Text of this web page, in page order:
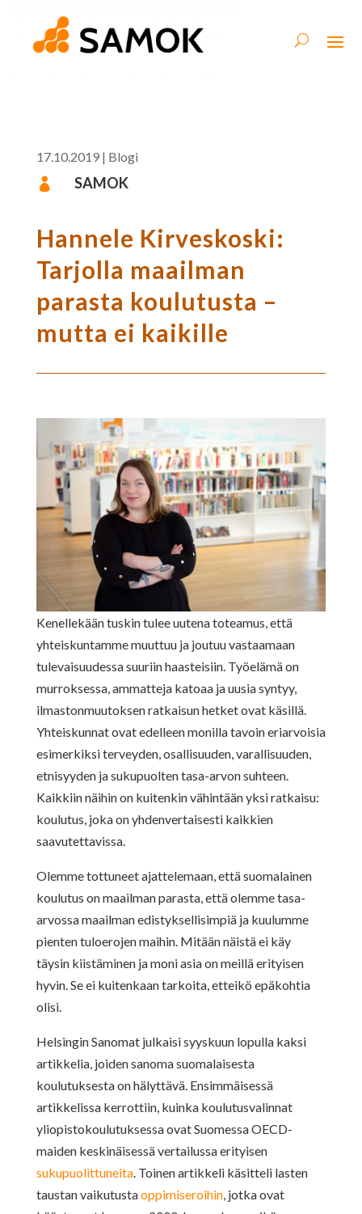
17.10.2019| Blogi
 SAMOK
Hannele Kirveskoski:
Tarjolla maailman
parasta koulutusta –
mutta ei kaikille
Kenellekään tuskin tulee uutena toteamus, että
yhteiskuntamme muuttuu ja joutuu vastaamaan
tulevaisuudessa suuriin haasteisiin. Työelämä on
murroksessa, ammatteja katoaa ja uusia syntyy,
ilmastonmuutoksen ratkaisun hetket ovat käsillä.
Yhteiskunnat ovat edelleen monilla tavoin eriarvoisia
esimerkiksi terveyden, osallisuuden, varallisuuden,
etnisyyden ja sukupuolten tasa-arvon suhteen.
Kaikkiin näihin on kuitenkin vähintään yksi ratkaisu:
koulutus, joka on yhdenvertaisesti kaikkien
saavutettavissa.
Olemme tottuneet ajattelemaan, että suomalainen
koulutus on maailman parasta, että olemme tasa-
arvossa maailman edistyksellisimpiä ja kuulumme
pienten tuloerojen maihin. Mitään näistä ei käy
täysin kiistäminen ja moni asia on meillä erityisen
hyvin. Se ei kuitenkaan tarkoita, etteikö epäkohtia
olisi.
Helsingin Sanomat julkaisi syyskuun lopulla kaksi
artikkelia, joiden sanoma suomalaisesta
koulutuksesta on hälyttävä. Ensimmäisessä
artikkelissa kerrottiin, kuinka koulutusvalinnat
yliopistokoulutuksessa ovat Suomessa OECD-
maiden keskinäisessä vertailussa erityisen
sukupuolittuneita. Toinen artikkeli käsitteli lasten
taustan vaikutustaoppimiseroihin, jotka ovat